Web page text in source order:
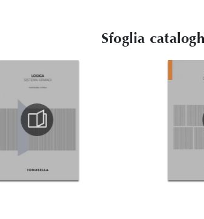
Sfoglia